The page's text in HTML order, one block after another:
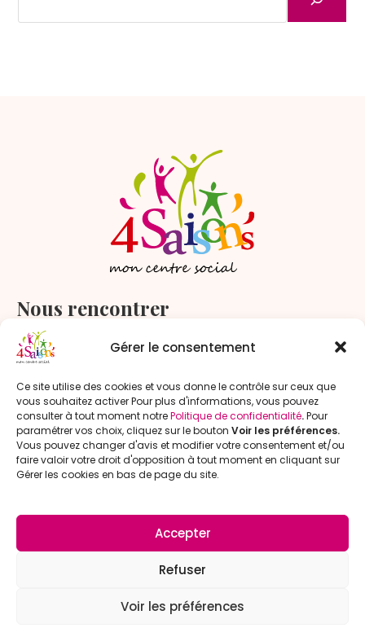
Gérer le consentement
Ce site utilise des cookies et vous donne le contrôle sur ceux que
vous souhaitez activer Pour plus d'informations, vous pouvez
consulter à tout moment notrePolitique de confidentialité.Pour
paramétrer vos choix, cliquez sur le bouton Voir les préférences.
Vous pouvez changer d'avis et modifier votre consentement et/ou
faire valoir votre droit d'opposition à tout moment en cliquant sur
Gérer les cookies en bas de page du site.
Accepter
Refuser
Voir les préférences
Nous rencontrer
1 rue du Maréchal Joffre
59280 Armentières
Nous contacter
03 20 44 36 00
accueil@cs4saisons.fr
© Copyright 2026 - Tout droits réservés - Réalisation
Politique de confidentialité